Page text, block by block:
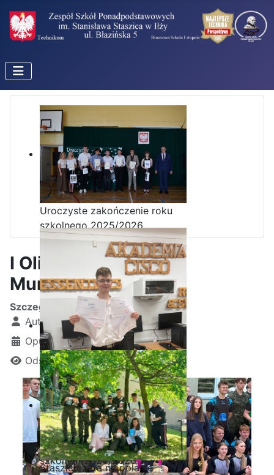
Uroczyste zakończenie roku
szkolnego 2025/2026
Ostatnia garść certyfikatów
Akademii CISCO w roku
szkolnym2025/2026
Staszic czyta na polanie
I Olimpiada Klas
Mundurowych
Szczegóły
Autor:
Kamil Krosta
Opublikowano: 21 maj 2026
Odsłon: 481